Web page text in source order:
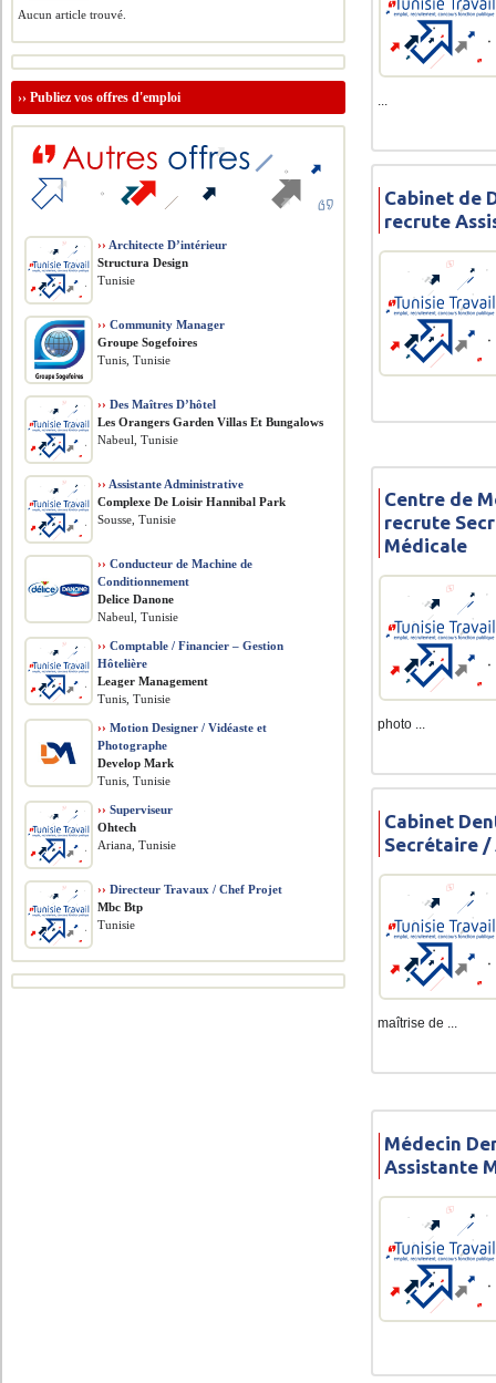
...
Cabinet de
recrute
Centre de
recrute
Médicale
photo ...
Cabinet
Secrétaire /
maîtrise de ...
Médecin
Assistante
Aucun article trouvé.
››Publiez vos offres d'emploi
›› Architecte D’intérieur
Structura Design
Tunisie
›› Community Manager
Groupe Sogefoires
Tunis, Tunisie
›› Des Maîtres D’hôtel
Les Orangers Garden Villas Et Bungalows
Nabeul, Tunisie
›› Assistante Administrative
Complexe De Loisir Hannibal Park
Sousse, Tunisie
›› Conducteur de Machine de
Conditionnement
Delice Danone
Nabeul, Tunisie
›› Comptable / Financier – Gestion
Hôtelière
Leager Management
Tunis, Tunisie
›› Motion Designer / Vidéaste et
Photographe
Develop Mark
Tunis, Tunisie
›› Superviseur
Ohtech
Ariana, Tunisie
›› Directeur Travaux / Chef Projet
Mbc Btp
Tunisie